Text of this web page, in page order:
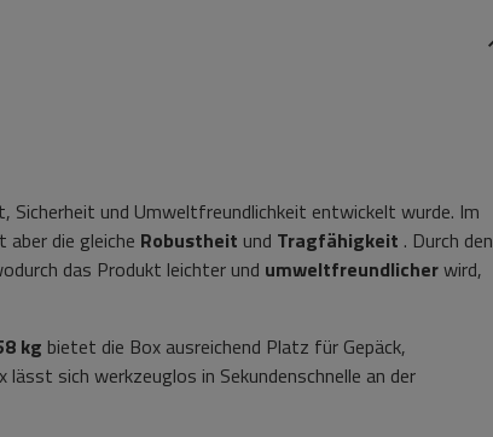
und Umweltfreundlichkeit entwickelt wurde. Im
aber die gleiche Robustheit und Tragfähigkeit . Durch den
das Produkt leichter und umweltfreundlicherwird,
kg bietet die Box ausreichend Platz für Gepäck,
lässt sich werkzeuglos in Sekundenschnelle an der